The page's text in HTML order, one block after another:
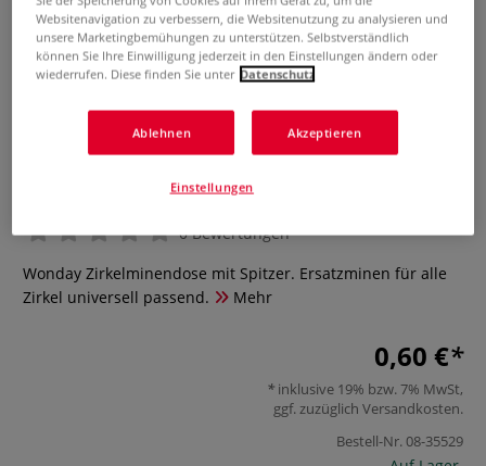
Wonday Zirkel-Ersatzminen mit
Spitzer, 12 Stück
0 Bewertungen
Wonday Zirkelminendose mit Spitzer. Ersatzminen für alle
Zirkel universell passend.
Mehr
0,60 €
inklusive 19% bzw. 7% MwSt,
ggf. zuzüglich Versandkosten.
Bestell-Nr.08-35529
Websitenavigation zu verbessern, die Websitenutzung zu analysieren und
unsere Marketingbemühungen zu unterstützen. Selbstverständlich
können Sie Ihre Einwilligung jederzeit in den Einstellungen ändern oder
wiederrufen. Diese finden Sie unter Datenschutz
Ablehnen Akzeptieren
Einstellungen